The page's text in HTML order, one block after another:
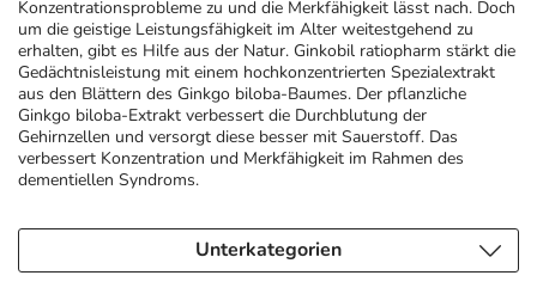
Diabetes
Körperpflege & Kosmetik
Liebe & Erotik
Geschenkideen
Aktuelle Coupons 7
Summer SALE
Fragen und Antworten
Kontakt
Ratgeber
Beliebte Beiträge
5% Extra Cash
Avene & Ducray Deals
Eucerin Deals
Konzentrationsprobleme zu und die Merkfähigkeit lässt nach. Doch
um die geistige Leistungsfähigkeit im Alter weitestgehend zu
erhalten, gibt es Hilfe aus der Natur. Ginkobil ratiopharm stärkt die
Gedächtnisleistung mit einem hochkonzentrierten Spezialextrakt
aus den Blättern des Ginkgo biloba-Baumes. Der pflanzliche
Ginkgo biloba-Extrakt verbessert die Durchblutung der
Gehirnzellen und versorgt diese besser mit Sauerstoff. Das
verbessert Konzentration und Merkfähigkeit im Rahmen des
dementiellen Syndroms.
Unterkategorien